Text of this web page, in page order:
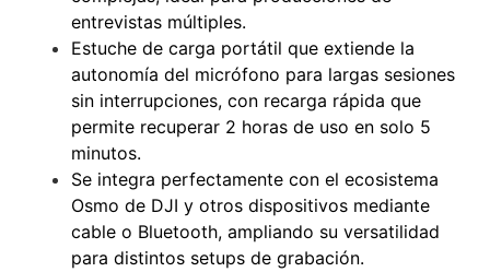
entrevistas múltiples.
Estuche de carga portátil que extiende la
autonomía del micrófono para largas sesiones
sin interrupciones, con recarga rápida que
permite recuperar 2 horas de uso en solo 5
minutos.
Se integra perfectamente con el ecosistema
Osmo de DJI y otros dispositivos mediante
cable o Bluetooth, ampliando su versatilidad
para distintos setups de grabación.